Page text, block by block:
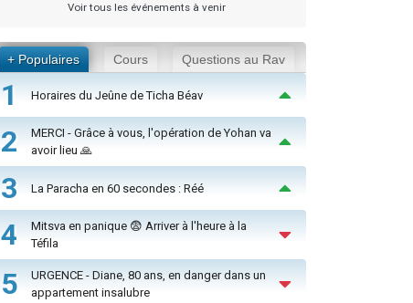
Voir tous les événements à venir
+ Populaires Cours Questions au Rav
1 Horaires du Jeûne de Ticha Béav
2
MERCI - Grâce à vous, l'opération de Yohan va
avoir lieu 🙏
3 La Paracha en 60 secondes : Réé
4
Mitsva en panique 😨 Arriver à l'heure à la
Téfila
5
URGENCE - Diane, 80 ans, en danger dans un
appartement insalubre